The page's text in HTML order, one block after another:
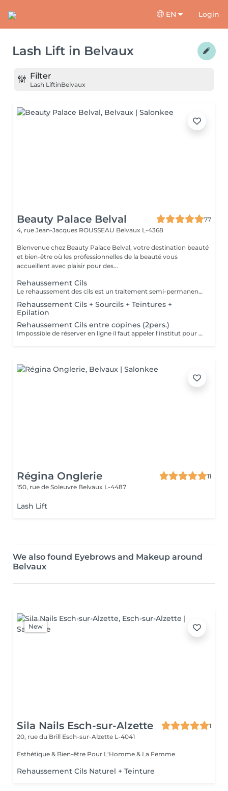
EN Login
Lash Lift in Belvaux
Filter
Lash LiftinBelvaux
Beauty Palace Belval
77
4, rue Jean-Jacques ROUSSEAU Belvaux L-4368
Bienvenue chez Beauty Palace Belval, votre destination beauté
et bien-être où les professionnelles de la beauté vous
accueillent avec plaisir pour des...
Rehaussement Cils
Le rehaussement des cils est un traitement semi-permanent qui donne une courbure naturelle et un effet lifté. Vous pouvez opter pour une technique coréen si vous le désirez. Les 24-48 premières heures sont cruciales. Voici les recommandations à suivre après la prestation pour optimiser les résultats et la tenue: -Evitez l'eau, la vapeur, l'humidité et la chaleur excessive (pas de douche chaude, sauna, hammam) -Ne frottez pas vos yeux et ne dormez pas le visage écrasé contre l'oreiller -Pas de maquillage sur la zone (mascara, fards, crayon) pendant 24 à 48h -Evitez les produits gras ou huileux qui peuvent réduire la durée du rehaussement -Hydratez vos cils avec un sérum adapté pour prolonger l'effet -Ne courbez pas vos cils avec un recourbe-cils mécanique, cela peut casser la courbure En respectant ces conseils, le rehaussement durera entre 4 à 6 semaines avec un effet optimal.
Rehaussement Cils + Sourcils + Teintures +
Epilation
Rehaussement Cils entre copines (2pers.)
Impossible de réserver en ligne il faut appeler l'institut pour la réservation
Régina Onglerie
11
150, rue de Soleuvre Belvaux L-4487
Lash Lift
We also found Eyebrows and Makeup around
Belvaux
New
Sila Nails Esch-sur-Alzette
1
20, rue du Brill Esch-sur-Alzette L-4041
Esthétique & Bien-être Pour L'Homme & La Femme
Rehaussement Cils Naturel + Teinture